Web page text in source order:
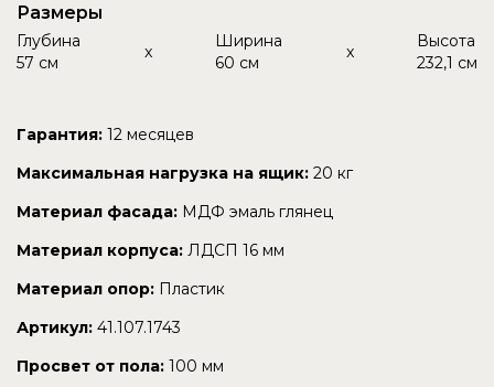
Размеры
Глубина
57 см
x
Ширина
60 см
x
Высота
232,1 см
Гарантия: 12 месяцев
Максимальная нагрузка на ящик: 20 кг
Материал фасада: МДФ эмаль глянец
Материал корпуса: ЛДСП 16 мм
Материал опор: Пластик
Артикул: 41.107.1743
Просвет от пола: 100 мм